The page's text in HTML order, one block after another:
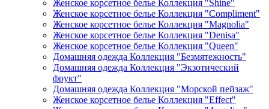
Женское корсетное белье Коллекция "Shine"
Женское корсетное белье Коллекция "Compliment"
Женское корсетное белье Коллекция "Magnolia"
Женское корсетное белье Коллекция "Denisa"
Женское корсетное белье Коллекция "Queen"
Домашняя одежда Коллекция "Безмятежность"
Домашняя одежда Коллекция "Экзотический
фрукт"
Домашняя одежда Коллекция "Морской пейзаж"
Женское корсетное белье Коллекция "Effect"